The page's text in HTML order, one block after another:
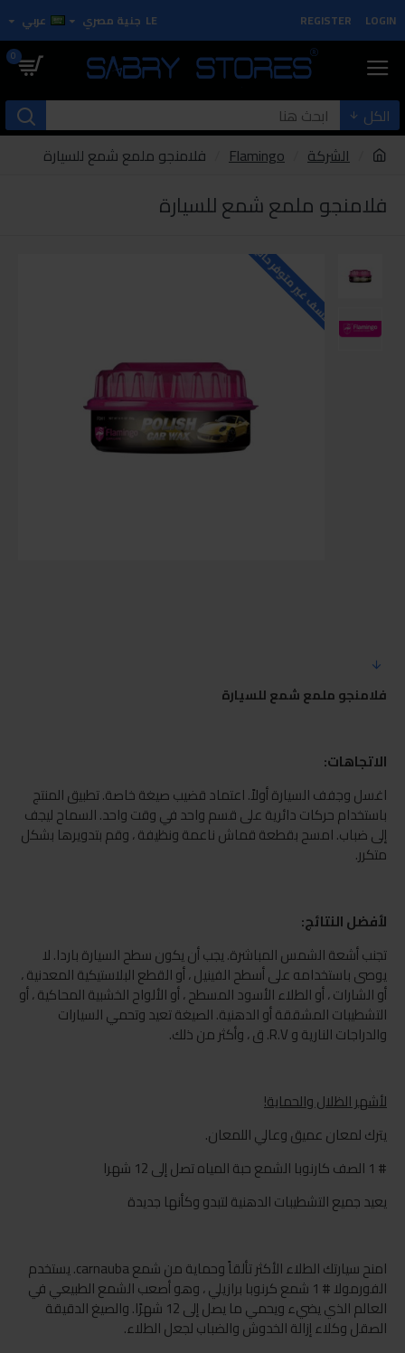
LOGIN
REGISTER
LE جنية مصري عربي
0
الكل
الشركة
Flamingo فلامنجو ملمع شمع للسيارة
فلامنجو ملمع شمع للسيارة
للاسف غير متوفر حاليا
فلامنجو ملمع شمع للسيارة
الاتجاهات:
اغسل وجفف السيارة أولاً. اعتماد قضيب صيغة خاصة. تطبيق المنتج
باستخدام حركات دائرية على قسم واحد في وقت واحد. السماح ليجف
إلى ضباب. امسح بقطعة قماش ناعمة ونظيفة ، وقم بتدويرها بشكل
متكرر.
لأفضل النتائج:
تجنب أشعة الشمس المباشرة. يجب أن يكون سطح السيارة باردا. لا
يوصى باستخدامه على أسطح الفينيل ، أو القطع البلاستيكية المعدنية ،
أو الشارات ، أو الطلاء الأسود المسطح ، أو الألواح الخشبية المحاكية ، أو
التشطيبات المشققة أو الدهنية. الصيغة تعيد وتحمي السيارات
والدراجات النارية و R.V. ق ، وأكثر من ذلك.
لأشهر الظلال والحماية!
يترك لمعان عميق وعالي اللمعان.
# 1 الصف كارنوبا الشمع حبة المياه تصل إلى 12 شهرا
يعيد جميع التشطيبات الدهنية لتبدو وكأنها جديدة
امنح سيارتك الطلاء الأكثر تألقاً وحماية من شمع carnauba. يستخدم
الفورمولا # 1 شمع كرنوبا برازيلي ، وهو أصعب الشمع الطبيعي في
العالم الذي يضيء ويحمي ما يصل إلى 12 شهرًا. والصيغ الدقيقة
الصقل وكلاء إزالة الخدوش والضباب لجعل الطلاء.